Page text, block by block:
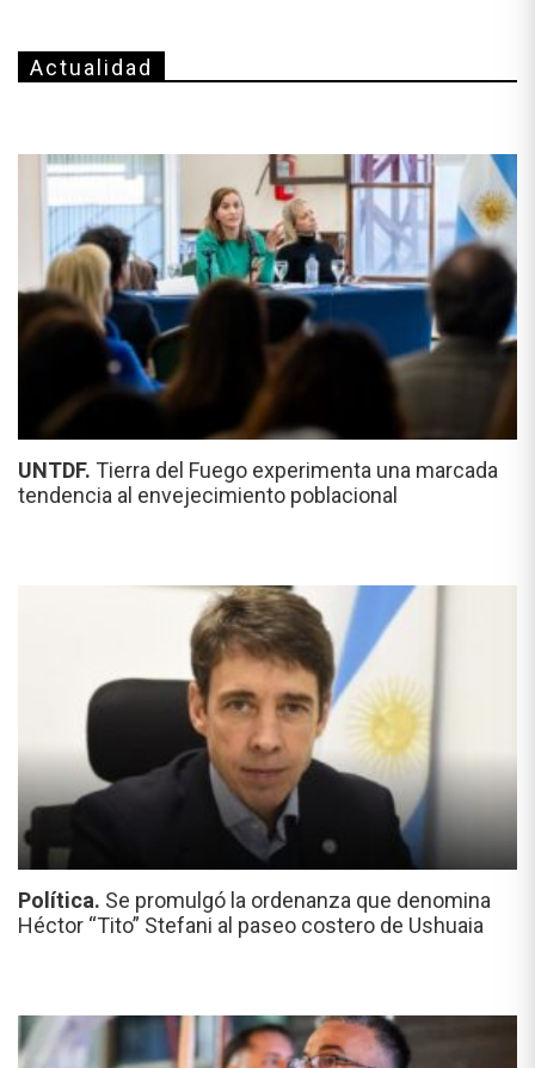
Actualidad
UNTDF. Tierra del Fuego experimenta una marcada
tendencia al envejecimiento poblacional
Política. Se promulgó la ordenanza que denomina
Héctor “Tito” Stefani al paseo costero de Ushuaia